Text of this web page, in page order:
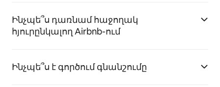
Ինչպե՞ս դառնամ հաջողակ
հյուրընկալող Airbnb-ում
Ինչպե՞ս է գործում գնանշումը